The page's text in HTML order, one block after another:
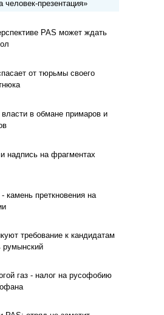
человек-презентация»
PAS может ждать
от тюрьмы своего
в обмане примаров и
надпись на фрагментах
камень преткновения на
требование к кандидатам
румынский
газ - налог на русофобию